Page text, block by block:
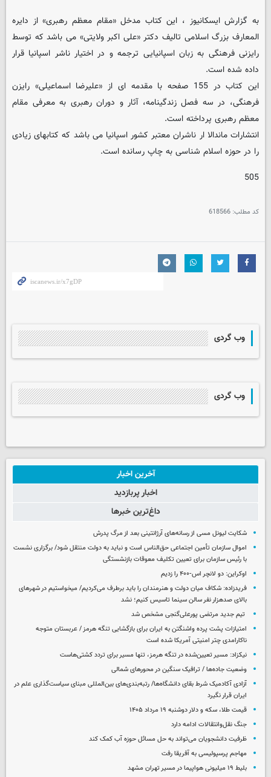
به گزارش ایسکانیوز ، این کتاب مدخل «مقام معظم رهبری» از دایره
المعارف بزرگ اسلامی تالیف دکتر «علی اکبر ولایتی» می باشد که توسط
رایزنی فرهنگی به زبان اسپانیایی ترجمه و در اختیار ناشر اسپانیا قرار
داده شده است.
این کتاب در 155 صفحه با مقدمه ای از «علیرضا اسماعیلی» رایزن
فرهنگی، در سه فصل زندگینامه، آثار و دوران رهبری به معرفی مقام
معظم رهبری پرداخته است.
انتشارات ماندالا ار ناشران معتبر کشور اسپانیا می باشد که کتابهای زیادی
را در حوزه اسلام شناسی به چاپ رسانده است.
505
کد مطلب: 618566
وب گردی
وب گردی
آخرین اخبار
اخبار پربازدید
داغ‌ترین خبرها
شکایت لیونل مسی از رسانه‌های آرژانتینی بعد از مرگ پدرش
اموال سازمان تأمین اجتماعی حق‌الناس است و نباید به دولت منتقل شود/ برگزاری نشست
با رئیس سازمان برای تعیین تکلیف معوقات بازنشستگی
اوکراین: دو لانچر اس-۴۰۰ را زدیم
فریدزاده: شکاف میان دولت و هنرمندان را باید برطرف می‌کردیم/ میخواستیم در شهرهای
بالای صدهزار نفر سالن سینما تاسیس کنیم؛ نشد
تیم جدید مرتضی پورعلی‌گنجی مشخص شد
امتیازات پشت پرده واشنگتن به ایران برای بازگشایی تنگه هرمز / عربستان متوجه
ناکارامدی چتر امنیتی آمریکا شده است
نیکزاد: مسیر تعیین‌شده در تنگه هرمز، تنها مسیر برای تردد کشتی‌هاست
وضعیت جاده‌ها / ترافیک سنگین در محورهای شمالی
آزادی آکادمیک شرط بقای دانشگاه‌ها/ رتبه‌بندی‌های بین‌المللی مبنای سیاست‌گذاری علم در
ایران قرار نگیرد
قیمت طلا، سکه و دلار دوشنبه ۱۹ مرداد ۱۴۰۵
جنگ نقل‌وانتقالات ادامه دارد
ظرفیت دانشجویان می‌تواند به حل مسائل حوزه آب کمک کند
مهاجم پرسپولیسی به آفریقا رفت
بلیط ۱۹ میلیونی هواپیما در مسیر تهران مشهد